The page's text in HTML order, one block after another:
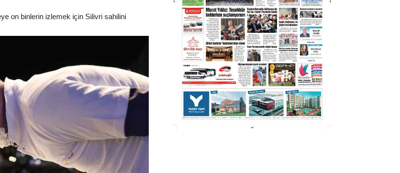
on binlerin izlemek için Silivri sahilini